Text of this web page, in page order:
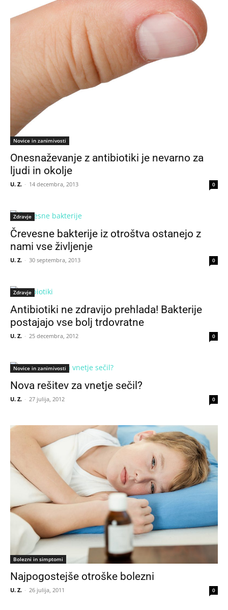
Novice in zanimivosti
Onesnaževanje z antibiotiki je nevarno za
ljudi in okolje
U. Z. - 14 decembra, 2013 0
Zdravje
Črevesne bakterije iz otroštva ostanejo z
nami vse življenje
U. Z. - 30 septembra, 2013 0
Zdravje
Antibiotiki ne zdravijo prehlada! Bakterije
postajajo vse bolj trdovratne
U. Z. - 25 decembra, 2012 0
Novice in zanimivosti
Nova rešitev za vnetje sečil?
U. Z. - 27 julija, 2012 0
Bolezni in simptomi
Najpogostejše otroške bolezni
U. Z. - 26 julija, 2011 0